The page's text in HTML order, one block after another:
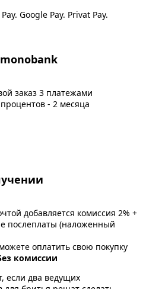
Google Pay. Privat Pay.
заказ 3 платежами
- 2 месяца
добавляется комиссия 2% +
послеплаты (наложенный
оплатить свою покупку
комиссии
если два ведущих